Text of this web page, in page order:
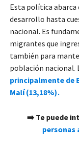
Esta política abarca
desarrollo hasta
nacional. Es
migrantes que
también para
población nacional.
principalmente de
Malí (13,18%).
➡️ Te puede
personas